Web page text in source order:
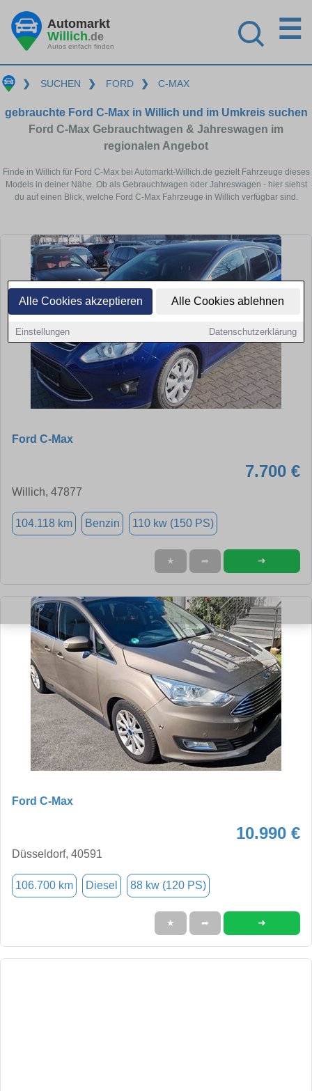
Alle Cookies akzeptieren Alle Cookies ablehnen
Einstellungen Datenschutzerklärung
Automarkt
Willich.de
Autos einfach finden
☰
❯ SUCHEN ❯ FORD ❯ C-MAX
gebrauchte Ford C-Max in Willich und im Umkreis suchen
Ford C-Max Gebrauchtwagen & Jahreswagen im
regionalen Angebot
Finde in Willich für Ford C-Max bei Automarkt-Willich.de gezielt Fahrzeuge dieses
Models in deiner Nähe. Ob als Gebrauchtwagen oder Jahreswagen - hier siehst
du auf einen Blick, welche Ford C-Max Fahrzeuge in Willich verfügbar sind.
Ford C-Max
7.700 €
Willich, 47877
104.118 km Benzin 110 kw (150 PS)
★ ➦ ➜
Ford C-Max
10.990 €
Düsseldorf, 40591
106.700 km Diesel 88 kw (120 PS)
★ ➦ ➜